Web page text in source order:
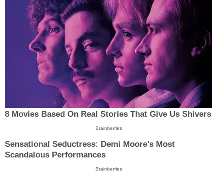
8 Movies Based On Real Stories That Give Us Shivers
Brainberries
Sensational Seductress: Demi Moore's Most
Scandalous Performances
Brainberries